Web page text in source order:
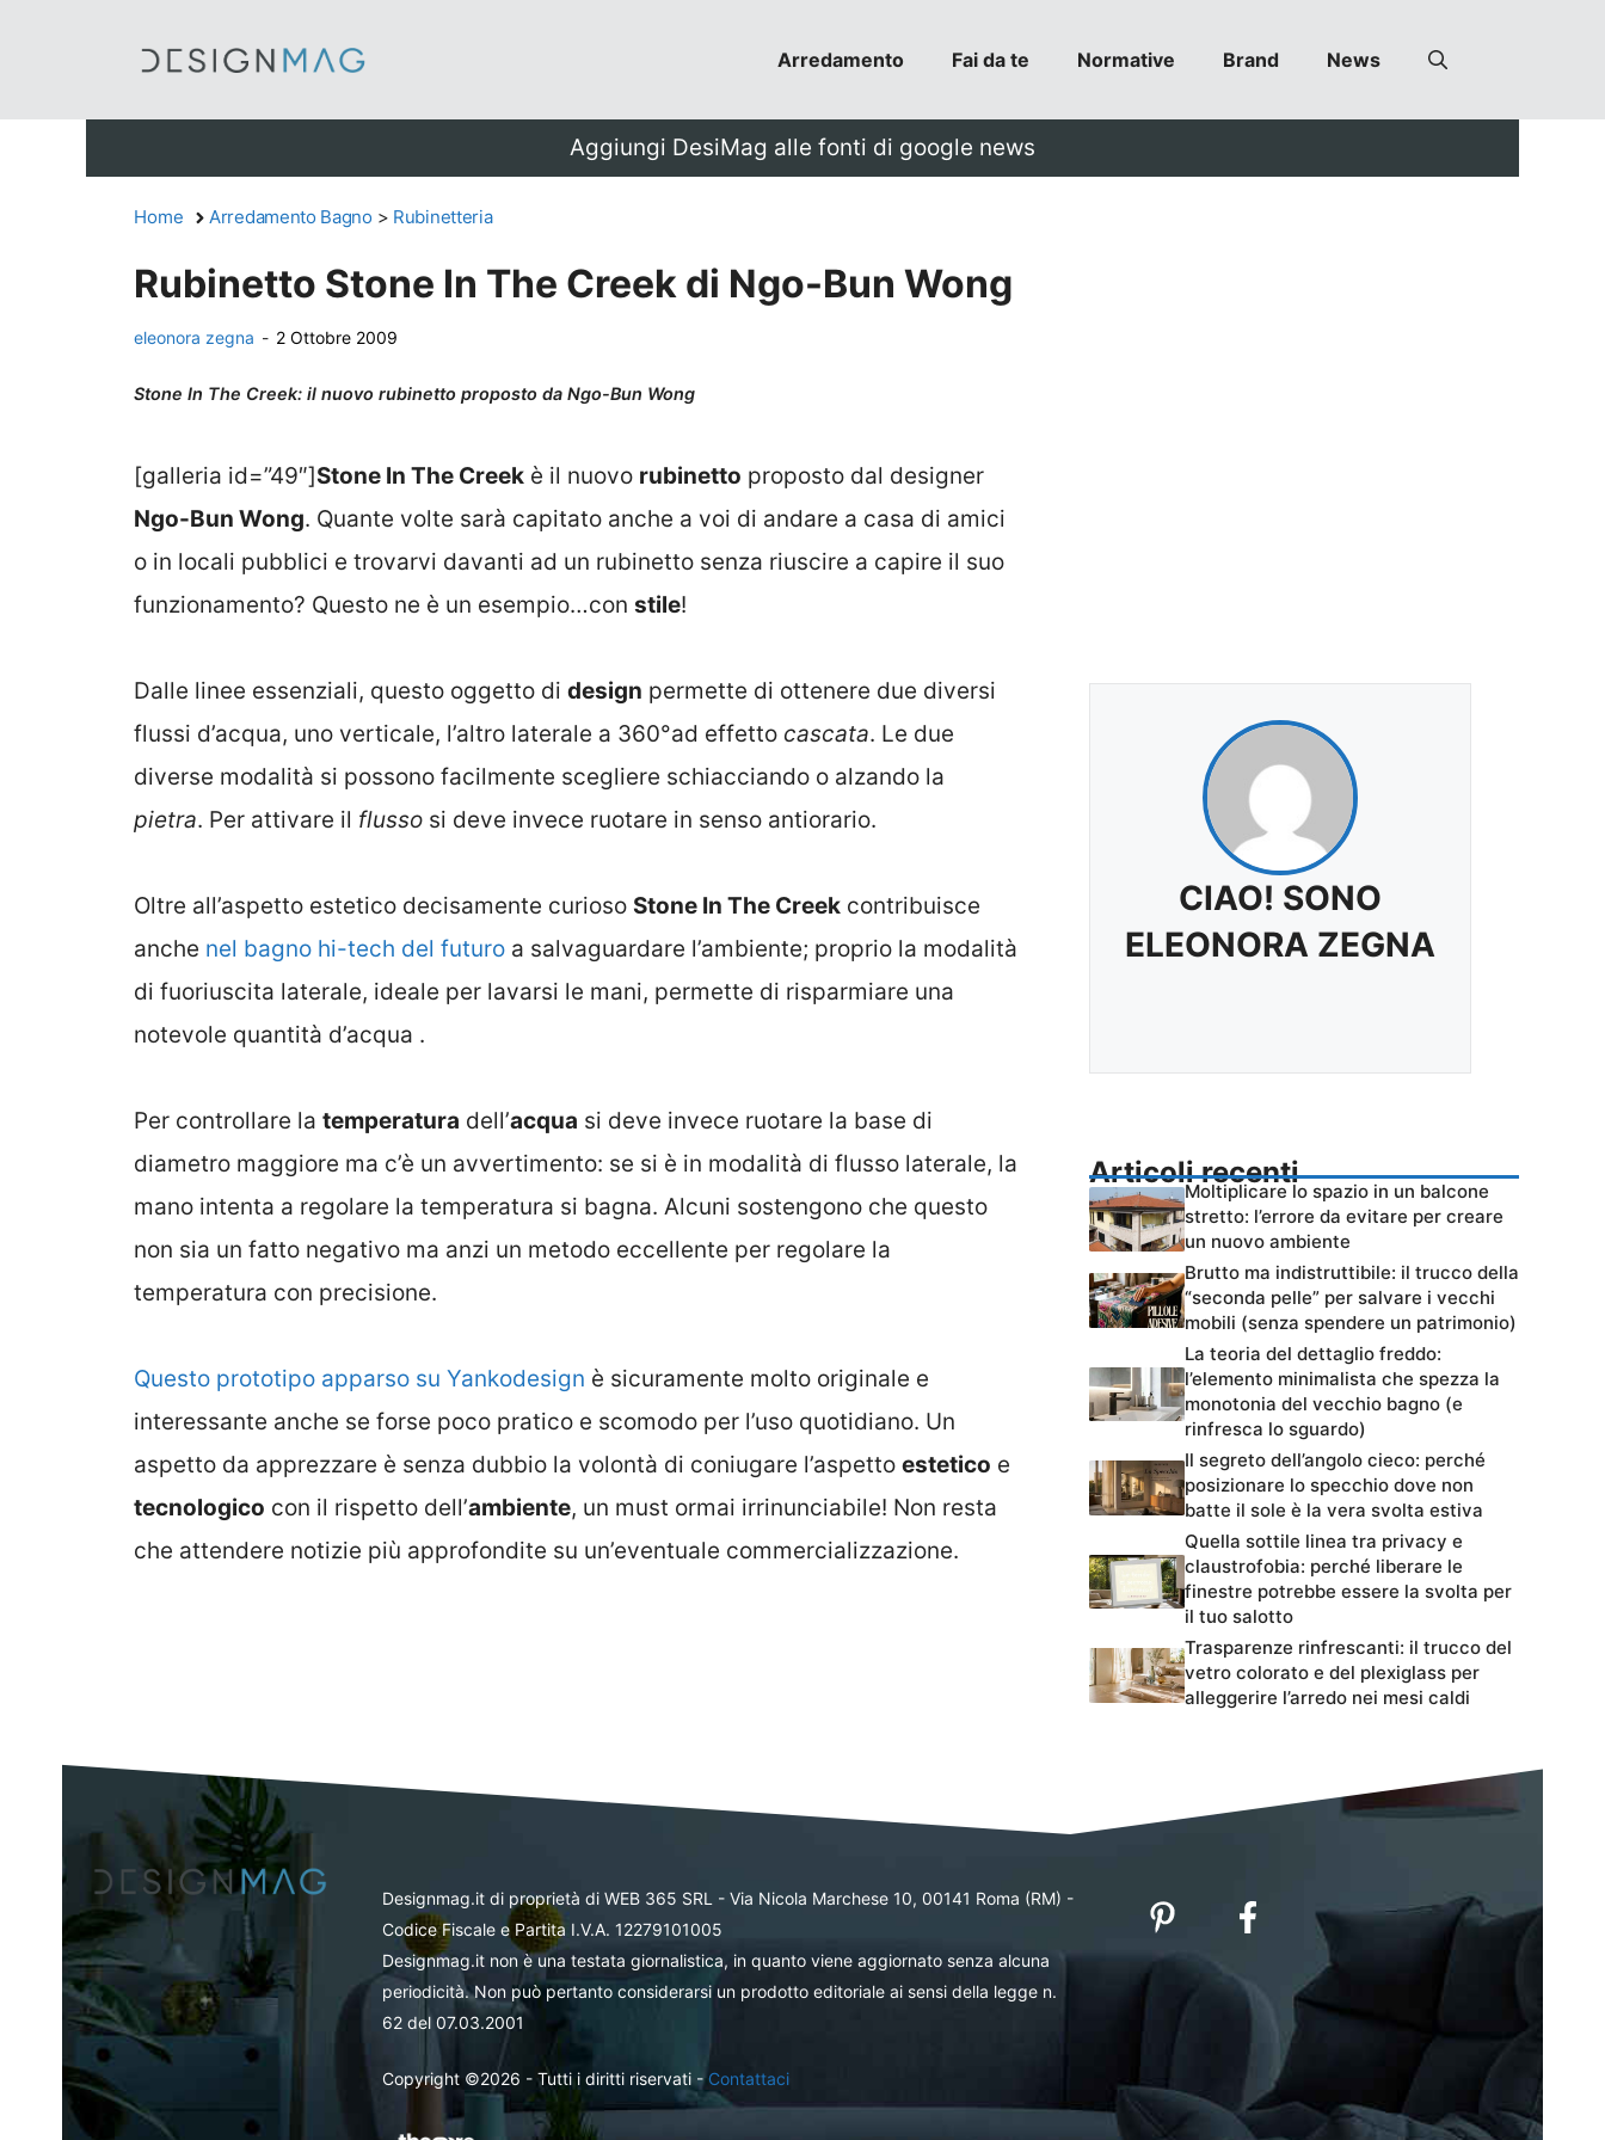
Arredamento Fai da te Normative Brand News
Aggiungi DesiMag alle fonti di google news
Home Arredamento Bagno > Rubinetteria
Rubinetto Stone In The Creek di Ngo-Bun Wong
eleonora zegna - 2 Ottobre 2009
Stone In The Creek: il nuovo rubinetto proposto da Ngo-Bun Wong
[galleria id=”49″]Stone In The Creek è il nuovo rubinetto proposto dal designer
Ngo-Bun Wong. Quante volte sarà capitato anche a voi di andare a casa di amici
o in locali pubblici e trovarvi davanti ad un rubinetto senza riuscire a capire il suo
funzionamento? Questo ne è un esempio…con stile!
Dalle linee essenziali, questo oggetto di design permette di ottenere due diversi
flussi d’acqua, uno verticale, l’altro laterale a 360°ad effetto cascata. Le due
diverse modalità si possono facilmente scegliere schiacciando o alzando la
pietra. Per attivare il flusso si deve invece ruotare in senso antiorario.
Oltre all’aspetto estetico decisamente curioso Stone In The Creek contribuisce
anche nel bagno hi-tech del futuro a salvaguardare l’ambiente; proprio la modalità
di fuoriuscita laterale, ideale per lavarsi le mani, permette di risparmiare una
notevole quantità d’acqua .
Per controllare la temperatura dell’acqua si deve invece ruotare la base di
diametro maggiore ma c’è un avvertimento: se si è in modalità di flusso laterale, la
mano intenta a regolare la temperatura si bagna. Alcuni sostengono che questo
non sia un fatto negativo ma anzi un metodo eccellente per regolare la
temperatura con precisione.
Questo prototipo apparso su Yankodesign è sicuramente molto originale e
interessante anche se forse poco pratico e scomodo per l’uso quotidiano. Un
aspetto da apprezzare è senza dubbio la volontà di coniugare l’aspetto estetico e
tecnologico con il rispetto dell’ambiente, un must ormai irrinunciabile! Non resta
che attendere notizie più approfondite su un’eventuale commercializzazione.
CIAO! SONO
ELEONORA ZEGNA
Articoli recenti
Moltiplicare lo spazio in un balcone
stretto: l’errore da evitare per creare
un nuovo ambiente
Brutto ma indistruttibile: il trucco della
“seconda pelle” per salvare i vecchi
mobili (senza spendere un patrimonio)
La teoria del dettaglio freddo:
l’elemento minimalista che spezza la
monotonia del vecchio bagno (e
rinfresca lo sguardo)
Il segreto dell’angolo cieco: perché
posizionare lo specchio dove non
batte il sole è la vera svolta estiva
Quella sottile linea tra privacy e
claustrofobia: perché liberare le
finestre potrebbe essere la svolta per
il tuo salotto
Trasparenze rinfrescanti: il trucco del
vetro colorato e del plexiglass per
alleggerire l’arredo nei mesi caldi
Designmag.it di proprietà di WEB 365 SRL - Via Nicola Marchese 10, 00141 Roma (RM) -
Codice Fiscale e Partita I.V.A. 12279101005
Designmag.it non è una testata giornalistica, in quanto viene aggiornato senza alcuna
periodicità. Non può pertanto considerarsi un prodotto editoriale ai sensi della legge n.
62 del 07.03.2001
Copyright ©2026 - Tutti i diritti riservati -Contattaci